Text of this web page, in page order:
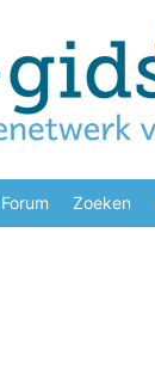
Forum Zoeken